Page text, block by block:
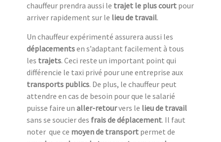
chauffeur prendra aussi le trajet le plus court pour
arriver rapidement sur le lieu de travail.
Un chauffeur expérimenté assurera aussi les
déplacementsen s’adaptant facilement à tous
les trajets. Ceci reste un important point qui
différencie le taxi privé pour une entreprise aux
transports publics. De plus, le chauffeur peut
attendre en cas de besoin pour que le salarié
puisse faire un aller-retourvers le lieu de travail
sans se soucier des frais de déplacement. Il faut
noter que ce moyen de transport permet de